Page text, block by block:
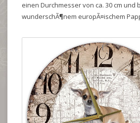
einen Durchmesser von ca. 30 cm und
wunderschÃ¶nem europÃ¤ischem